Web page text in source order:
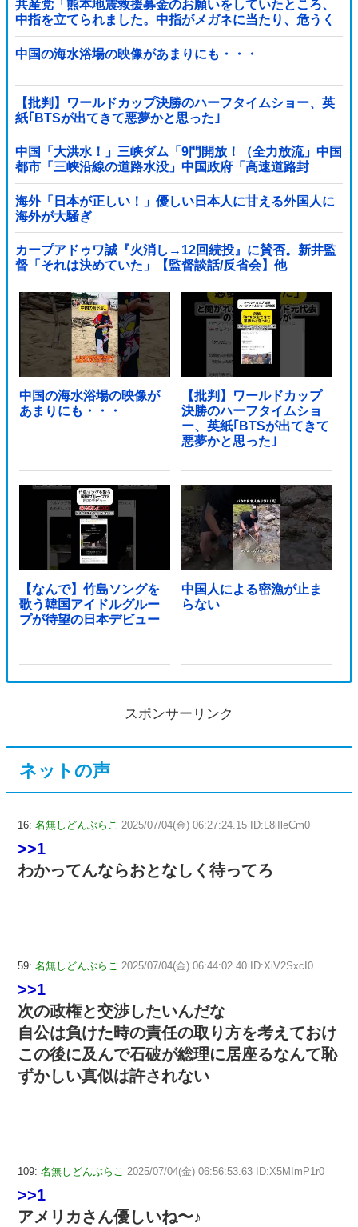
共産党「熊本地震救援募金のお願いをしていたところ、
中指を立てられました。中指がメガネに当たり、危うく
怪我をするところでした」
中国の海水浴場の映像があまりにも・・・
【批判】ワールドカップ決勝のハーフタイムショー、英
紙｢BTSが出てきて悪夢かと思った｣
中国「大洪水！」三峡ダム「9門開放！（全力放流」中国
都市「三峡沿線の道路水没」中国政府「高速道路封
鎖！」中国ダム「緊急放流に合わせて開門（土砂崩れ発
生」→
海外「日本が正しい！」優しい日本人に甘える外国人に
海外が大騒ぎ
カープアドゥワ誠『火消し→12回続投』に賛否。新井監
督「それは決めていた」【監督談話/反省会】他
中国の海水浴場の映像が
あまりにも・・・
【批判】ワールドカップ
決勝のハーフタイムショ
ー、英紙｢BTSが出てきて
悪夢かと思った｣
【なんで】竹島ソングを
歌う韓国アイドルグルー
プが待望の日本デビュー
中国人による密漁が止ま
らない
スポンサーリンク
ネットの声
16: 名無しどんぶらこ 2025/07/04(金) 06:27:24.15 ID:L8iIleCm0
>>1
わかってんならおとなしく待ってろ
59: 名無しどんぶらこ 2025/07/04(金) 06:44:02.40 ID:XiV2SxcI0
>>1
次の政権と交渉したいんだな
自公は負けた時の責任の取り方を考えておけ
この後に及んで石破が総理に居座るなんて恥
ずかしい真似は許されない
109: 名無しどんぶらこ 2025/07/04(金) 06:56:53.63 ID:X5MImP1r0
>>1
アメリカさん優しいね〜♪